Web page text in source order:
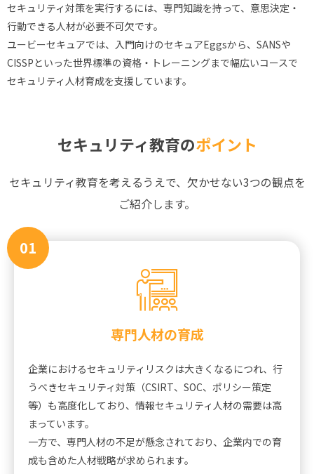
セキュリティ対策を実行するには、専門知識を持って、意思決定・
行動できる人材が必要不可欠です。
ユービーセキュアでは、入門向けのセキュアEggsから、SANSや
CISSPといった世界標準の資格・トレーニングまで幅広いコースで
セキュリティ人材育成を支援しています。
セキュリティ教育のポイント
セキュリティ教育を考えるうえで、欠かせない3つの観点を
ご紹介します。
01
専門人材の育成
企業におけるセキュリティリスクは大きくなるにつれ、行
うべきセキュリティ対策（CSIRT、SOC、ポリシー策定
等）も高度化しており、情報セキュリティ人材の需要は高
まっています。
一方で、専門人材の不足が懸念されており、企業内での育
成も含めた人材戦略が求められます。